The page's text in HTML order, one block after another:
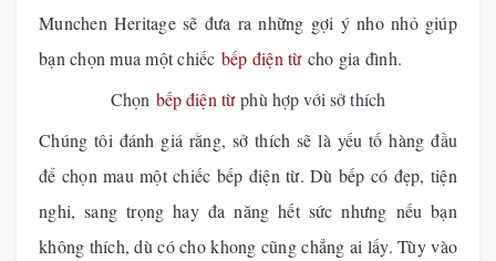
Munchen Heritage sẽ đưa ra những gợi ý nho nhỏ giúp
bạn chọn mua một chiếc bếp điện từcho gia đình.
Chọn bếp điện từphù hợp với sở thích
Chúng tôi đánh giá rằng, sở thích sẽ là yếu tố hàng đầu
để chọn mau một chiếc bếp điện từ. Dù bếp có đẹp, tiện
nghi, sang trọng hay đa năng hết sức nhưng nếu bạn
không thích, dù có cho khong cũng chẳng ai lấy. Tùy vào